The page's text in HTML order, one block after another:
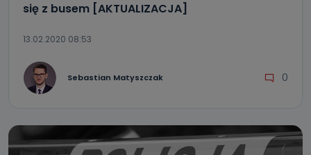
się z busem [AKTUALIZACJA]
13.02.2020 08:53
Sebastian Matyszczak 0